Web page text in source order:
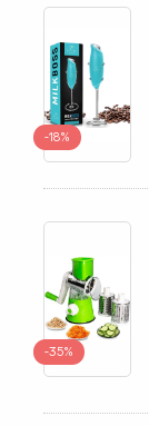
-18%
-35%